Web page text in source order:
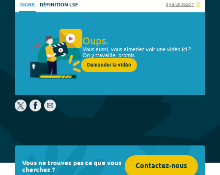
SIGNE DÉFINITION LSF Il y a un souci ?
Oups.
Vous aussi, vous aimeriez voir une vidéo ici ?
On y travaille, promis.
Demander la vidéo
Vous ne trouvez pas ce que vous
cherchez ? Contactez-nous